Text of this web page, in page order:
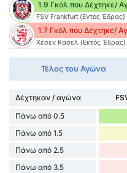
1.9 Γκόλ που Δέχτηκε/
FSV Frankfurt (Εντός Έδρας)
1.7 Γκόλ που Δέχτηκε/
Χέσεν Κάσελ (Εκτός Έδρας)
Τέλος του Αγώνα
Δέχτηκαν / αγώνα
Πάνω από 0.5
Πάνω από 1.5
Πάνω από 2.5
Πάνω από 3.5